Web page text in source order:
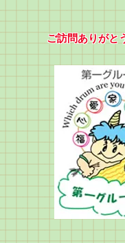
ご訪問ありがと